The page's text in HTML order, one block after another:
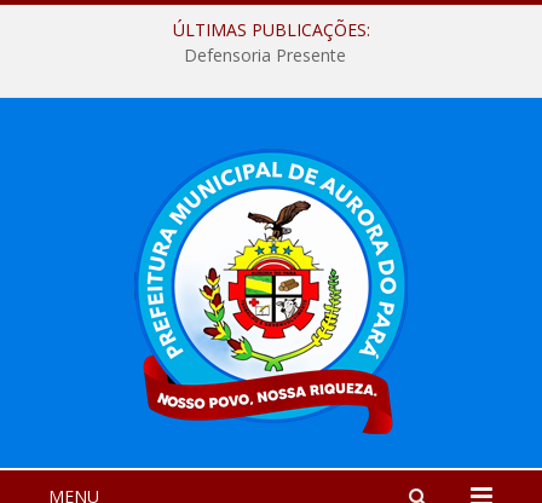
ÚLTIMAS PUBLICAÇÕES:
Defensoria Presente
MENU